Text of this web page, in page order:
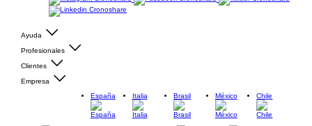
Ayuda
Profesionales
Clientes
Empresa
España
Italia Brasil México Chile